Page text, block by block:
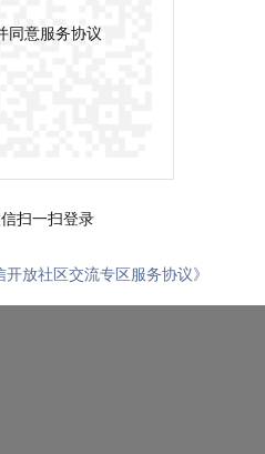
同意服务协议
扫一扫登录
开放社区交流专区服务协议》